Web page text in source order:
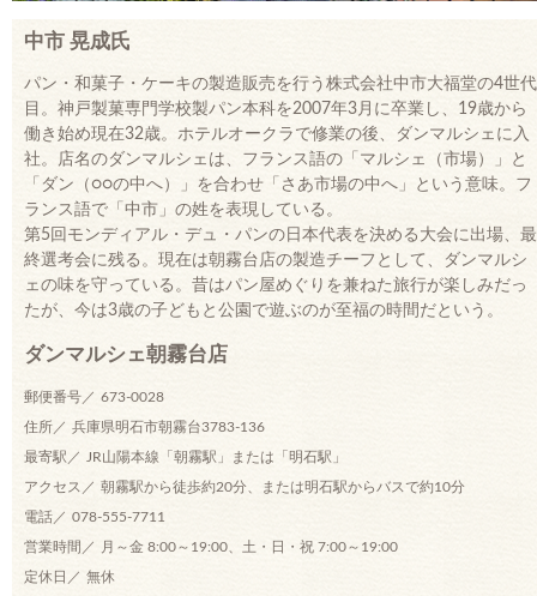
中市 晃成氏
パン・和菓子・ケーキの製造販売を行う株式会社中市大福堂の4世代
目。神戸製菓専門学校製パン本科を2007年3月に卒業し、19歳から
働き始め現在32歳。ホテルオークラで修業の後、ダンマルシェに入
社。店名のダンマルシェは、フランス語の「マルシェ（市場）」と
「ダン（○○の中へ）」を合わせ「さあ市場の中へ」という意味。フ
ランス語で「中市」の姓を表現している。
第5回モンディアル・デュ・パンの日本代表を決める大会に出場、最
終選考会に残る。現在は朝霧台店の製造チーフとして、ダンマルシ
ェの味を守っている。昔はパン屋めぐりを兼ねた旅行が楽しみだっ
たが、今は3歳の子どもと公園で遊ぶのが至福の時間だという。
ダンマルシェ朝霧台店
郵便番号 673-0028
住所 兵庫県明石市朝霧台3783-136
最寄駅 JR山陽本線「朝霧駅」または「明石駅」
アクセス 朝霧駅から徒歩約20分、または明石駅からバスで約10分
電話 078-555-7711
営業時間 月～金 8:00～19:00、土・日・祝 7:00～19:00
定休日 無休